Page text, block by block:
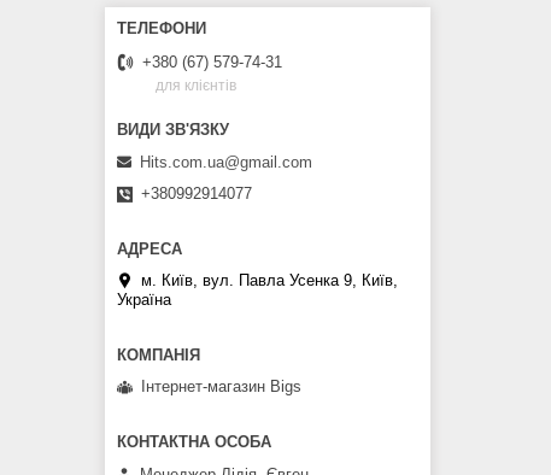
+380 (67) 579-74-31
для клієнтів
Hits.com.ua@gmail.com
+380992914077
м. Київ, вул. Павла Усенка 9, Київ,
Україна
Інтернет-магазин Bigs